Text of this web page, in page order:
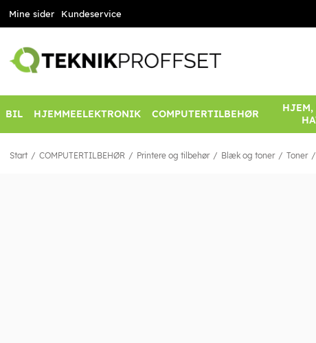
Mine sider Kundeservice
BIL HJEMMEELEKTRONIK COMPUTERTILBEHØR
Start COMPUTERTILBEHØR Printere og tilbehør Blæk og toner Toner